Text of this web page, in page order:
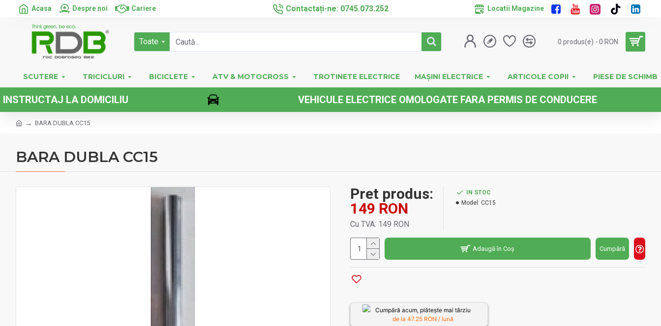
Acasa Despre noi Cariere Contactați-ne: 0745.073.252 Locatii Magazine
Toate 0 produs(e) - 0 RON
SCUTERE TRICICLURI BICICLETE ATV & MOTOCROSS TROTINETE ELECTRICE MAȘINI ELECTRICE ARTICOLE COPII PIESE DE SCHIMB
LA DOMICILIU VEHICULE ELECTRICE OMOLOGATE FARA PERMIS DE CONDUCERE
BARA DUBLA CC15
BARA DUBLA CC15
Pret produs:
149 RON
Cu TVA: 149 RON
IN STOC
Model: CC15
Adaugă în Coș Cumpără
Cumpără acum, plătește mai târziu
de la 47.25 RON / lună